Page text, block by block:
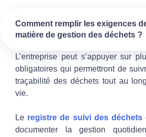
Comment remplir les exigences
matière de gestion des déchets ?
L’entreprise peut s’appuyer sur
obligatoires qui permettront de
traçabilité des déchets tout au
vie.
Le registre de suivi des déchets
documenter la gestion